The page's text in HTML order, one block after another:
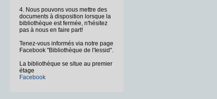
4. Nous pouvons vous mettre des
documents à disposition lorsque la
bibliothèque est fermée, n'hésitez
pas à nous en faire part!
Tenez-vous informés via notre page
Facebook "Bibliothèque de l'Iessid".
La bibliothèque se situe au premier
étage
Facebook